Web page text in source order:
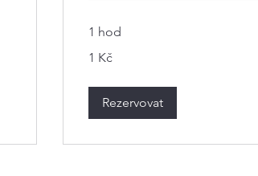
1 hod
česká
1 Kč
Rezervovat